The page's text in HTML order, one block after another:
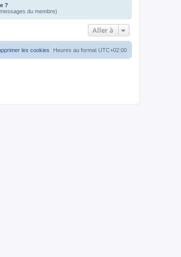
?
du membre)
Aller à
Heures au format UTC+02:00
les cookies